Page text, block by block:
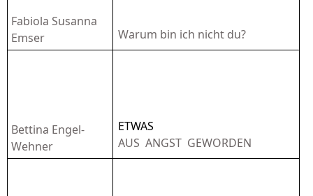
Fabiola Susanna
Emser
Warum bin ich nicht du?
Bettina Engel-
Wehner
ETWAS
AUS ANGST GEWORDEN